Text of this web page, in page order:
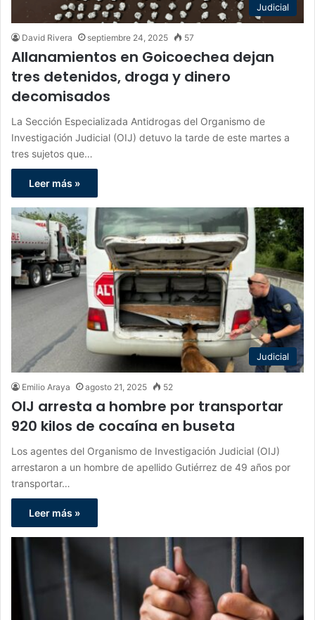
Judicial
David Rivera septiembre 24, 2025 57
Allanamientos en Goicoechea dejan
tres detenidos, droga y dinero
decomisados
La Sección Especializada Antidrogas del Organismo de
Investigación Judicial (OIJ) detuvo la tarde de este martes a
tres sujetos que…
Leer más »
Judicial
Emilio Araya agosto 21, 2025 52
OIJ arresta a hombre por transportar
920 kilos de cocaína en buseta
Los agentes del Organismo de Investigación Judicial (OIJ)
arrestaron a un hombre de apellido Gutiérrez de 49 años por
transportar…
Leer más »